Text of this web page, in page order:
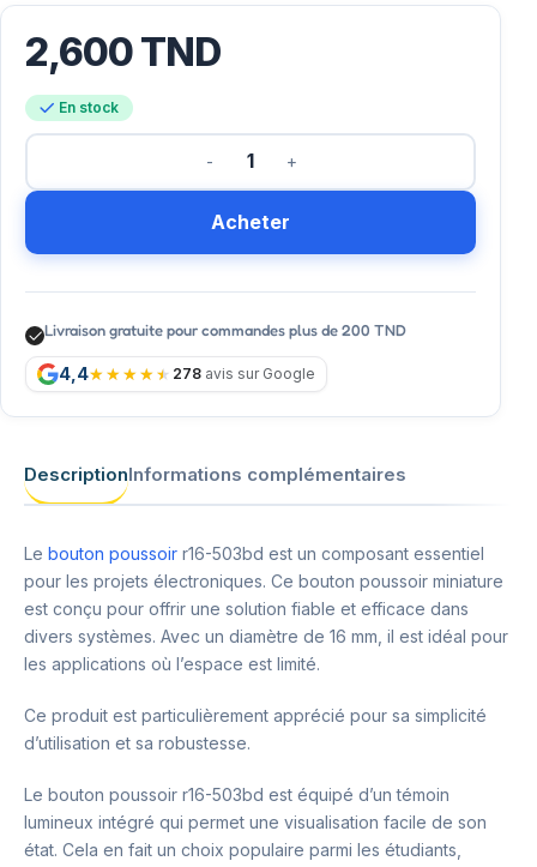
2,600TND
En stock
Acheter
Livraison gratuite pour commandes plus de 200 TND
4,4 278 avis sur Google
DescriptionInformations complémentaires
Le bouton poussoir r16-503bd est un composant essentiel
pour les projets électroniques. Ce bouton poussoir miniature
est conçu pour offrir une solution fiable et efficace dans
divers systèmes. Avec un diamètre de 16 mm, il est idéal pour
les applications où l’espace est limité.
Ce produit est particulièrement apprécié pour sa simplicité
d’utilisation et sa robustesse.
Le bouton poussoir r16-503bd est équipé d’un témoin
lumineux intégré qui permet une visualisation facile de son
état. Cela en fait un choix populaire parmi les étudiants,